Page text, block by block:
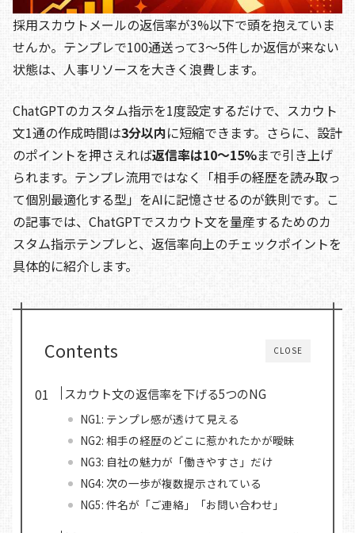
採用スカウトメールの返信率が3%以下で頭を抱えていま
せんか。テンプレで100通送って3〜5件しか返信が来ない
状態は、人事リソースを大きく浪費します。
ChatGPTのカスタム指示を1度設定するだけで、スカウト
文1通の作成時間は3分以内に短縮できます。さらに、設計
のポイントを押さえれば返信率は10〜15%まで引き上げ
られます。テンプレ流用ではなく「相手の経歴を読み取っ
て個別最適化する型」をAIに記憶させるのが鉄則です。こ
の記事では、ChatGPTでスカウト文を量産するためのカ
スタム指示テンプレと、返信率向上のチェックポイントを
具体的に紹介します。
CLOSE
Contents
スカウト文の返信率を下げる5つのNG
NG1: テンプレ感が透けて見える
NG2: 相手の経歴のどこに惹かれたかが曖昧
NG3: 自社の魅力が「働きやすさ」だけ
NG4: 次の一歩が複数提示されている
NG5: 件名が「ご連絡」「お問い合わせ」